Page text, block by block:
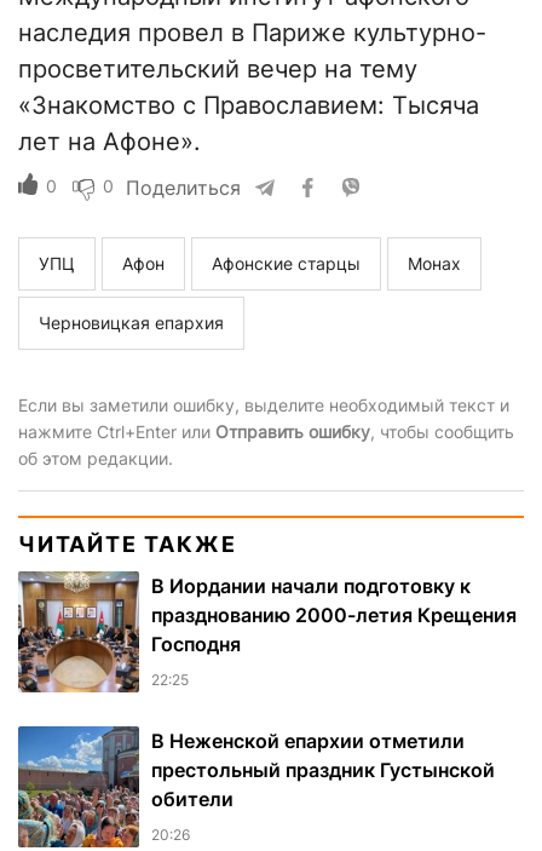
наследия провел в Париже культурно-
просветительский вечер на тему
«Знакомство с Православием: Тысяча
лет на Афоне».
0 0 Поделиться
УПЦ Афон Афонские старцы Монах
Черновицкая епархия
Если вы заметили ошибку, выделите необходимый текст и
нажмите Ctrl+Enter или Отправить ошибку, чтобы сообщить
об этом редакции.
ЧИТАЙТЕ ТАКЖЕ
В Иордании начали подготовку к
празднованию 2000-летия Крещения
Господня
22:25
В Неженской епархии отметили
престольный праздник Густынской
обители
20:26